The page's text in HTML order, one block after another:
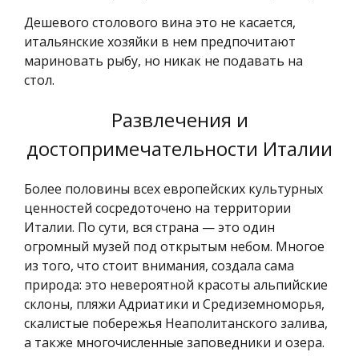
Дешевого столового вина это не касается,
итальянские хозяйки в нем предпочитают
мариновать рыбу, но никак не подавать на
стол.
Развлечения и
достопримечательности Италии
Более половины всех европейских культурных
ценностей сосредоточено на территории
Италии. По сути, вся страна — это один
огромный музей под открытым небом. Многое
из того, что стоит внимания, создала сама
природа: это невероятной красоты альпийские
склоны, пляжи Адриатики и Средиземноморья,
скалистые побережья Неаполитанского залива,
а также многочисленные заповедники и озера.